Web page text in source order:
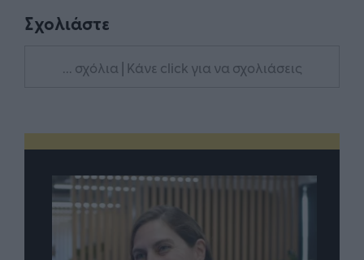
Σχολιάστε
... σχόλια | Κάνε click για να σχολιάσεις